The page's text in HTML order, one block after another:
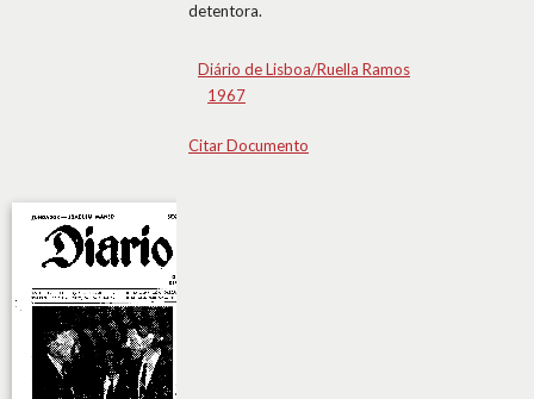
detentora.
Diário de Lisboa/Ruella Ramos
1967
Citar Documento